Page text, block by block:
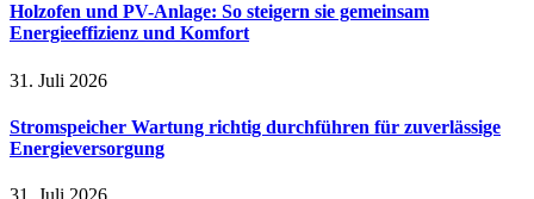
Holzofen und PV-Anlage: So steigern sie gemeinsam
Energieeffizienz und Komfort
31. Juli 2026
Stromspeicher Wartung richtig durchführen für zuverlässige
Energieversorgung